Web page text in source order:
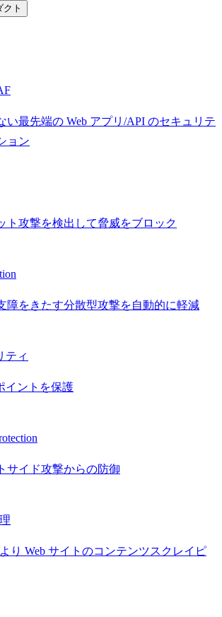
クト
い最先端の Web アプリ/API のセキュリテ
ョン
ト攻撃を検出して脅威をブロック
障をきたす分散型攻撃を自動的に軽減
ティ
イントを保護
サイド攻撃からの防御
り Web サイトのコンテンツスクレイピ